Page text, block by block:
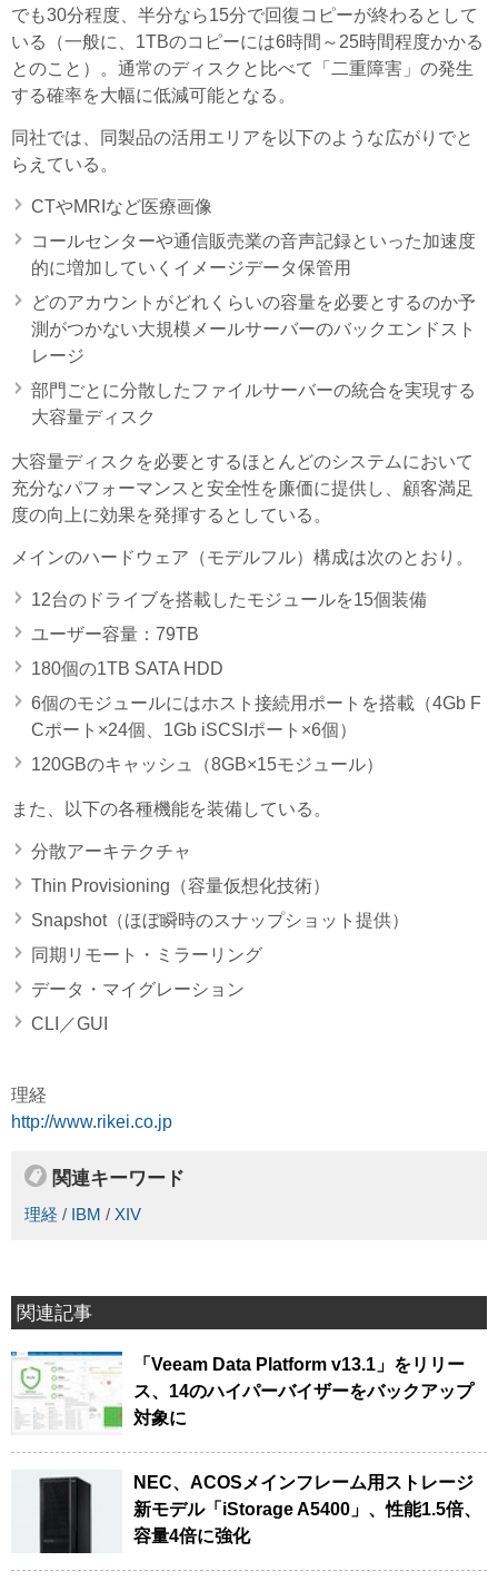
でも30分程度、半分なら15分で回復コピーが終わるとして
いる（一般に、1TBのコピーには6時間～25時間程度かかる
とのこと）。通常のディスクと比べて「二重障害」の発生
する確率を大幅に低減可能となる。
同社では、同製品の活用エリアを以下のような広がりでと
らえている。
CTやMRIなど医療画像
コールセンターや通信販売業の音声記録といった加速度
的に増加していくイメージデータ保管用
どのアカウントがどれくらいの容量を必要とするのか予
測がつかない大規模メールサーバーのバックエンドスト
レージ
部門ごとに分散したファイルサーバーの統合を実現する
大容量ディスク
大容量ディスクを必要とするほとんどのシステムにおいて
充分なパフォーマンスと安全性を廉価に提供し、顧客満足
度の向上に効果を発揮するとしている。
メインのハードウェア（モデルフル）構成は次のとおり。
12台のドライブを搭載したモジュールを15個装備
ユーザー容量：79TB
180個の1TB SATA HDD
6個のモジュールにはホスト接続用ポートを搭載（4Gb F
Cポート×24個、1Gb iSCSIポート×6個）
120GBのキャッシュ（8GB×15モジュール）
また、以下の各種機能を装備している。
分散アーキテクチャ
Thin Provisioning（容量仮想化技術）
Snapshot（ほぼ瞬時のスナップショット提供）
同期リモート・ミラーリング
データ・マイグレーション
CLI／GUI
理経
http://www.rikei.co.jp
関連キーワード
理経 / IBM / XIV
関連記事
「Veeam Data Platform v13.1」をリリー
ス、14のハイパーバイザーをバックアップ
対象に
NEC、ACOSメインフレーム用ストレージ
新モデル「iStorage A5400」、性能1.5倍、
容量4倍に強化